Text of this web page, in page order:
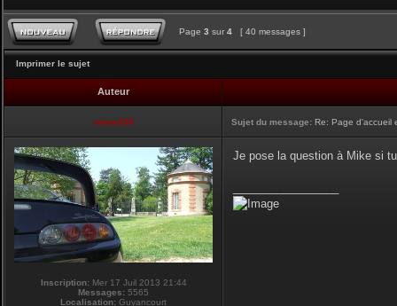
Page 3 sur 4 [ 40 messages ]
Imprimer le sujet
Auteur
vmax330 Sujet du message: Re: Page d'accueil
Inscription:Mer 17 Juil 2013 21:44
Messages: 5565
Localisation: Guyancourt
Je pose la question à Mike si